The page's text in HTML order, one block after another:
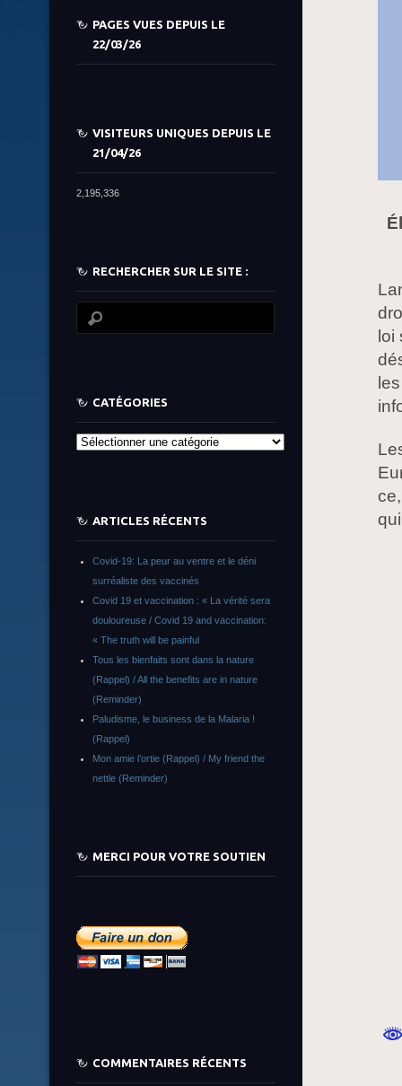
loi
PAGES VUES DEPUIS LE
22/03/26
VISITEURS UNIQUES DEPUIS LE
21/04/26
2,195,336
RECHERCHER SUR LE SITE :
CATÉGORIES
Catégories
ARTICLES RÉCENTS
Covid-19: La peur au ventre et le déni
surréaliste des vaccinés
Covid 19 et vaccination : « La vérité sera
douloureuse / Covid 19 and vaccination:
« The truth will be painful
Tous les bienfaits sont dans la nature
(Rappel) / All the benefits are in nature
(Reminder)
Paludisme, le business de la Malaria !
(Rappel)
Mon amie l’ortie (Rappel) / My friend the
nettle (Reminder)
MERCI POUR VOTRE SOUTIEN
COMMENTAIRES RÉCENTS